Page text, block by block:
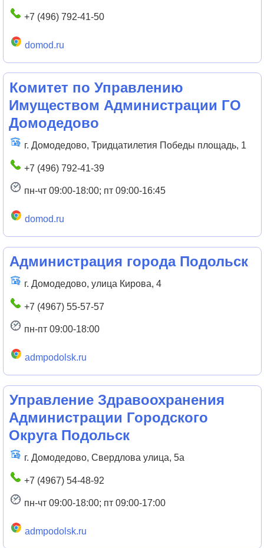
+7 (496) 792-41-50
domod.ru
Комитет по Управлению
Имуществом Администрации ГО
Домодедово
г. Домодедово, Тридцатилетия Победы площадь, 1
+7 (496) 792-41-39
пн-чт 09:00-18:00; пт 09:00-16:45
domod.ru
Администрация города Подольск
г. Домодедово, улица Кирова, 4
+7 (4967) 55-57-57
пн-пт 09:00-18:00
admpodolsk.ru
Управление Здравоохранения
Администрации Городского
Округа Подольск
г. Домодедово, Свердлова улица, 5а
+7 (4967) 54-48-92
пн-чт 09:00-18:00; пт 09:00-17:00
admpodolsk.ru